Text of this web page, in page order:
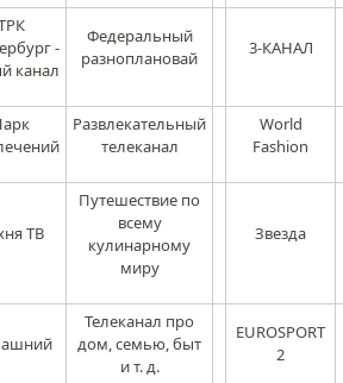
-
канал
Федеральный
разноплановай
3-КАНАЛ
Развлекательный
телеканал
World
Fashion
ТВ
Путешествие по
всему
кулинарному
миру
Звезда
Телеканал про
дом, семью, быт
и т. д.
EUROSPORT
2